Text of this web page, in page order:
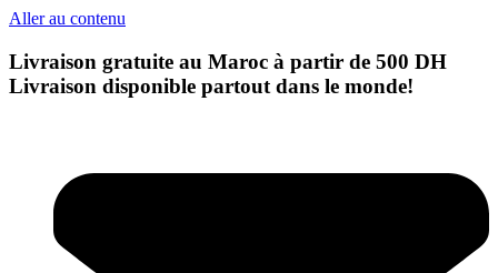
Aller au contenu
Livraison gratuite au Maroc à partir de 500 DH
Livraison disponible partout dans le monde!